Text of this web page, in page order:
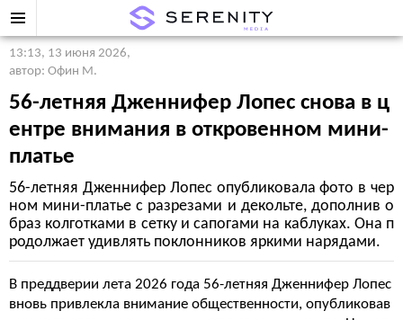
13:13, 13 июня 2026,
автор: Офин М.
56-летняя Дженнифер Лопес снова в ц
ентре внимания в откровенном мини-
платье
56-летняя Дженнифер Лопес опубликовала фото в чер
ном мини-платье с разрезами и декольте, дополнив о
браз колготками в сетку и сапогами на каблуках. Она п
родолжает удивлять поклонников яркими нарядами.
В преддверии лета 2026 года 56-летняя Дженнифер Лопес
вновь привлекла внимание общественности, опубликовав